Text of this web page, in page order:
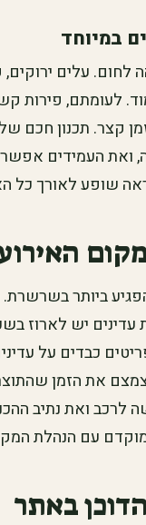
במיוחד
לחום. עלים
לעומתם, פירות
קצר. תכנון חכם
ואת העמידים
שופע לאורך כל
מקום
ביותר
יש לארוז
כבדים על
את הזמן
לרכב ואת נתיב
עם הנהלת
באתר